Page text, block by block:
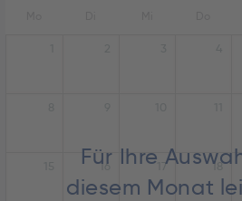
Für Ihre
diesem Monat
16 17 18